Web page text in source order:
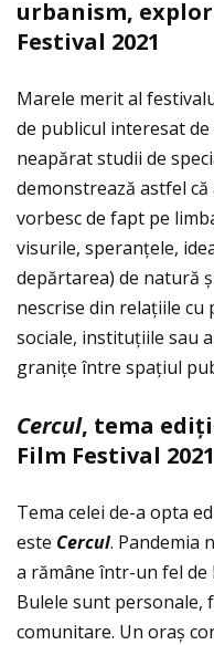
urbanism,
Festival 2021
Marele merit al
de publicul interesat
neapărat studii de
demonstrează astfel
vorbesc de fapt pe
visurile, speranţele,
depărtarea) de natură
nescrise din relaţiile
sociale, instituţiile sau
graniţe între spaţiul
Cercul, tema ediţ
Film Festival 2021
Tema celei de-a opta
este Cercul. Pandemia
a rămâne într-un fel de
Bulele sunt personale,
comunitare. Un oraș